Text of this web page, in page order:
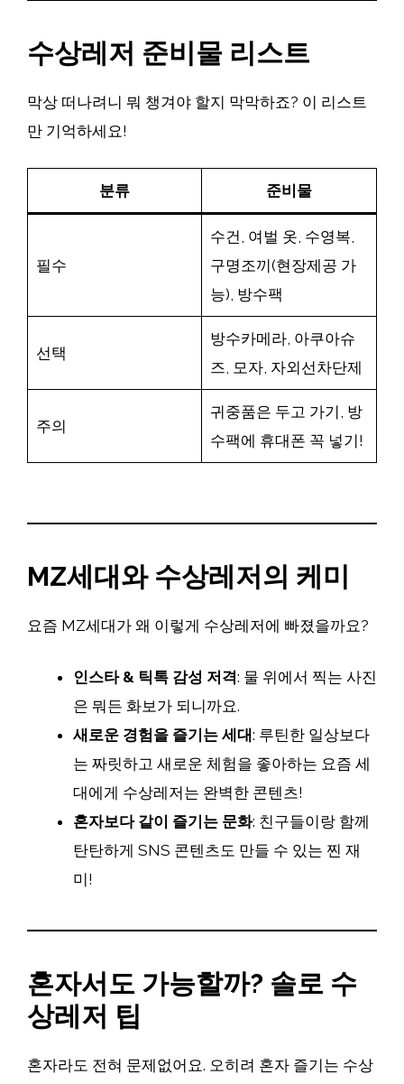
수상레저 준비물 리스트
막상 떠나려니 뭐 챙겨야 할지 막막하죠? 이 리스트
만 기억하세요!
분류 준비물
필수
수건, 여벌 옷, 수영복,
구명조끼(현장제공 가
능), 방수팩
선택
방수카메라, 아쿠아슈
즈, 모자, 자외선차단제
주의
귀중품은 두고 가기, 방
수팩에 휴대폰 꼭 넣기!
MZ세대와 수상레저의 케미
요즘 MZ세대가 왜 이렇게 수상레저에 빠졌을까요?
인스타 & 틱톡 감성 저격: 물 위에서 찍는 사진
은 뭐든 화보가 되니까요.
새로운 경험을 즐기는 세대: 루틴한 일상보다
는 짜릿하고 새로운 체험을 좋아하는 요즘 세
대에게 수상레저는 완벽한 콘텐츠!
혼자보다 같이 즐기는 문화: 친구들이랑 함께
탄탄하게 SNS 콘텐츠도 만들 수 있는 찐 재
미!
혼자서도 가능할까? 솔로 수
상레저 팁
혼자라도 전혀 문제없어요. 오히려 혼자 즐기는 수상